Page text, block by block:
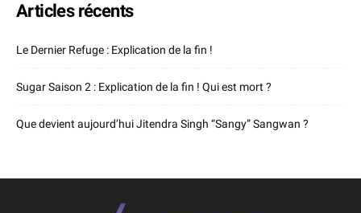
Articles récents
Le Dernier Refuge : Explication de la fin !
Sugar Saison 2 : Explication de la fin ! Qui est mort ?
Que devient aujourd’hui Jitendra Singh “Sangy” Sangwan ?